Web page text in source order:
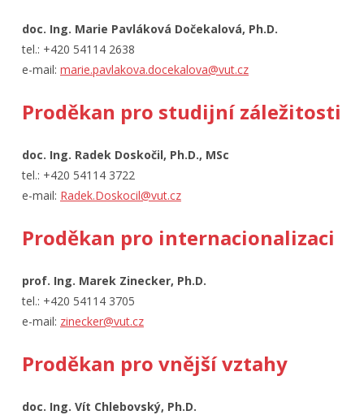
doc. Ing. Marie Pavláková Dočekalová, Ph.D.
tel.: +420 54114 2638
e-mail: marie.pavlakova.docekalova@vut.cz
Proděkan pro studijní záležitosti
doc. Ing. Radek Doskočil, Ph.D., MSc
tel.: +420 54114 3722
e-mail: Radek.Doskocil@vut.cz
Proděkan pro internacionalizaci
prof. Ing. Marek Zinecker, Ph.D.
tel.: +420 54114 3705
e-mail: zinecker@vut.cz
Proděkan pro vnější vztahy
doc. Ing. Vít Chlebovský, Ph.D.